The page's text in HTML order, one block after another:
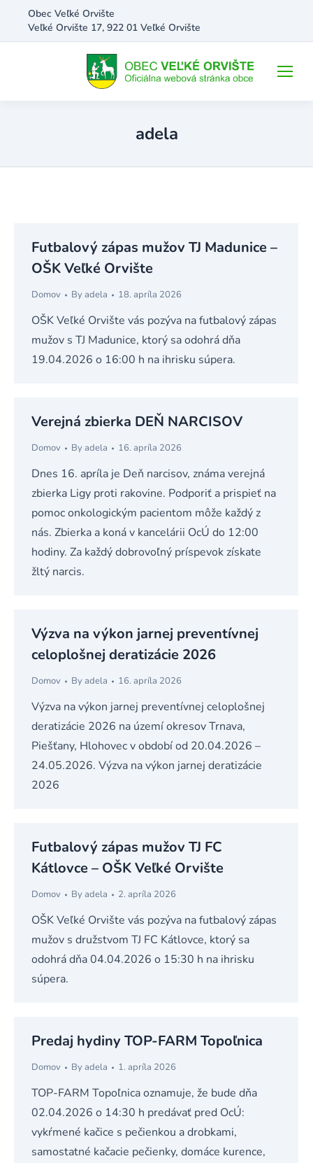
Obec Veľké Orvište
Veľké Orvište 17, 922 01 Veľké Orvište
adela
Futbalový zápas mužov TJ Madunice –
OŠK Veľké Orvište
Domov Byadela 18. apríla 2026
OŠK Veľké Orvište vás pozýva na futbalový zápas
mužov s TJ Madunice, ktorý sa odohrá dňa
19.04.2026 o 16:00 h na ihrisku súpera.
Verejná zbierka DEŇ NARCISOV
Domov Byadela 16. apríla 2026
Dnes 16. apríla je Deň narcisov, známa verejná
zbierka Ligy proti rakovine. Podporiť a prispieť na
pomoc onkologickým pacientom môže každý z
nás. Zbierka a koná v kancelárii OcÚ do 12:00
hodiny. Za každý dobrovoľný príspevok získate
žltý narcis.
Výzva na výkon jarnej preventívnej
celoplošnej deratizácie 2026
Domov Byadela 16. apríla 2026
Výzva na výkon jarnej preventívnej celoplošnej
deratizácie 2026 na území okresov Trnava,
Piešťany, Hlohovec v období od 20.04.2026 –
24.05.2026. Výzva na výkon jarnej deratizácie
2026
Futbalový zápas mužov TJ FC
Kátlovce – OŠK Veľké Orvište
Domov Byadela 2. apríla 2026
OŠK Veľké Orvište vás pozýva na futbalový zápas
mužov s družstvom TJ FC Kátlovce, ktorý sa
odohrá dňa 04.04.2026 o 15:30 h na ihrisku
súpera.
Predaj hydiny TOP-FARM Topoľnica
Domov Byadela 1. apríla 2026
TOP-FARM Topoľnica oznamuje, že bude dňa
02.04.2026 o 14:30 h predávať pred OcÚ:
vykŕmené kačice s pečienkou a drobkami,
samostatné kačacie pečienky, domáce kurence,